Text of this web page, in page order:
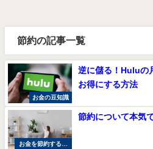
節約の記事一覧
お金の豆知識
逆に儲る！Huluの
お得にする方法
お金を節約する方
節約について本気